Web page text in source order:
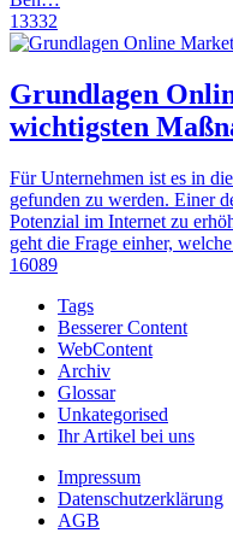
13332
Grundlagen
wichtigsten
Für Unternehmen ist es in
gefunden zu werden. Einer
Potenzial im Internet zu
geht die Frage einher,
16089
Tags
Besserer Content
WebContent
Archiv
Glossar
Unkategorised
Ihr Artikel bei uns
Impressum
Datenschutzerklärung
AGB